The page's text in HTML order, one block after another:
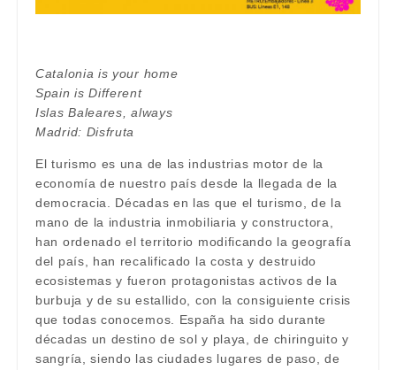
Catalonia is your home
Spain is Different
Islas Baleares, always
Madrid: Disfruta
El turismo es una de las industrias motor de la
economía de nuestro país desde la llegada de la
democracia. Décadas en las que el turismo, de la
mano de la industria inmobiliaria y constructora,
han ordenado el territorio modificando la geografía
del país, han recalificado la costa y destruido
ecosistemas y fueron protagonistas activos de la
burbuja y de su estallido, con la consiguiente crisis
que todas conocemos. España ha sido durante
décadas un destino de sol y playa, de chiringuito y
sangría, siendo las ciudades lugares de paso, de